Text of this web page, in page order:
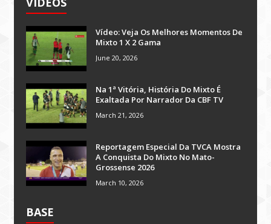
Vídeo: Veja Os Melhores Momentos De
Mixto 1 X 2 Gama
June 20, 2026
Na 1ª Vitória, História Do Mixto É
Exaltada Por Narrador Da CBF TV
March 21, 2026
Reportagem Especial Da TVCA Mostra
A Conquista Do Mixto No Mato-
Grossense 2026
March 10, 2026
BASE